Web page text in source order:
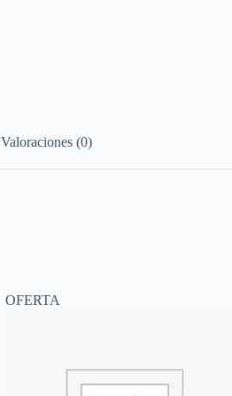
Valoraciones (0)
OFERTA